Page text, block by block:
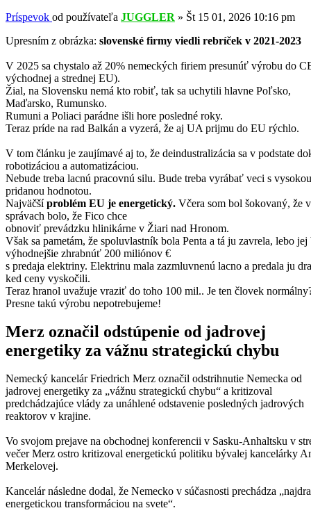
Príspevok od používateľa JUGGLER » Št 15 01, 2026 10:16 pm
Upresním z obrázka: slovenské firmy viedli rebríček v 2021-2023
V 2025 sa chystalo až 20% nemeckých firiem presunúť výrobu do
východnej a strednej EU).
Žial, na Slovensku nemá kto robiť, tak sa uchytili hlavne Poľsko,
Maďarsko, Rumunsko.
Rumuni a Poliaci parádne išli hore posledné roky.
Teraz príde na rad Balkán a vyzerá, že aj UA prijmu do EU rýchlo.
V tom článku je zaujímavé aj to, že deindustralizácia sa v podstate
robotizáciou a automatizáciou.
Nebude treba lacnú pracovnú silu. Bude treba vyrábať veci s vysokou
pridanou hodnotou.
Najväčšíproblém EU je energetický. Včera som bol šokovaný, že v
správach bolo, že Fico chce
obnoviť prevádzku hlinikárne v Žiari nad Hronom.
Však sa pametám, že spoluvlastník bola Penta a tá ju zavrela, lebo jej
výhodnejšie zhrabnúť 200 miliónov €
s predaja elektriny. Elektrinu mala zazmluvnenú lacno a predala ju
ked ceny vyskočili.
Teraz hranol uvažuje vraziť do toho 100 mil.. Je ten človek
Presne takú výrobu nepotrebujeme!
Merz označil odstúpenie od jadrovej
energetiky za vážnu strategickú chybu
Nemecký kancelár Friedrich Merz označil odstrihnutie Nemecka od
jadrovej energetiky za „vážnu strategickú chybu“ a kritizoval
predchádzajúce vlády za unáhlené odstavenie posledných jadrových
reaktorov v krajine.
Vo svojom prejave na obchodnej konferencii v Sasku-Anhaltsku v
večer Merz ostro kritizoval energetickú politiku bývalej kancelárky
Merkelovej.
Kancelár následne dodal, že Nemecko v súčasnosti prechádza
energetickou transformáciou na svete“.